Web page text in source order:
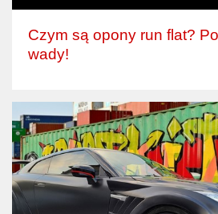
Czym są opony run flat?
wady!